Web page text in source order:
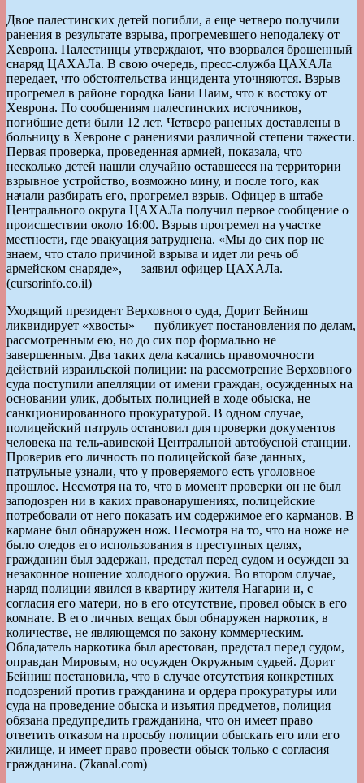
Двое палестинских детей погибли, а еще четверо получили
ранения в результате взрыва, прогремевшего неподалеку от
Хеврона. Палестинцы утверждают, что взорвался брошенный
снаряд ЦАХАЛа. В свою очередь, пресс-служба ЦАХАЛа
передает, что обстоятельства инцидента уточняются. Взрыв
прогремел в районе городка Бани Наим, что к востоку от
Хеврона. По сообщениям палестинских источников,
погибшие дети были 12 лет. Четверо раненых доставлены в
больницу в Хевроне с ранениями различной степени тяжести.
Первая проверка, проведенная армией, показала, что
несколько детей нашли случайно оставшееся на территории
взрывное устройство, возможно мину, и после того, как
начали разбирать его, прогремел взрыв. Офицер в штабе
Центрального округа ЦАХАЛа получил первое сообщение о
происшествии около 16:00. Взрыв прогремел на участке
местности, где эвакуация затруднена. «Мы до сих пор не
знаем, что стало причиной взрыва и идет ли речь об
армейском снаряде», — заявил офицер ЦАХАЛа.
(cursorinfo.co.il)
Уходящий президент Верховного суда, Дорит Бейниш
ликвидирует «хвосты» — публикует постановления по делам,
рассмотренным ею, но до сих пор формально не
завершенным. Два таких дела касались правомочности
действий израильской полиции: на рассмотрение Верховного
суда поступили апелляции от имени граждан, осужденных на
основании улик, добытых полицией в ходе обыска, не
санкционированного прокуратурой. В одном случае,
полицейский патруль остановил для проверки документов
человека на тель-авивской Центральной автобусной станции.
Проверив его личность по полицейской базе данных,
патрульные узнали, что у проверяемого есть уголовное
прошлое. Несмотря на то, что в момент проверки он не был
заподозрен ни в каких правонарушениях, полицейские
потребовали от него показать им содержимое его карманов. В
кармане был обнаружен нож. Несмотря на то, что на ноже не
было следов его использования в преступных целях,
гражданин был задержан, предстал перед судом и осужден за
незаконное ношение холодного оружия. Во втором случае,
наряд полиции явился в квартиру жителя Нагарии и, с
согласия его матери, но в его отсутствие, провел обыск в его
комнате. В его личных вещах был обнаружен наркотик, в
количестве, не являющемся по закону коммерческим.
Обладатель наркотика был арестован, предстал перед судом,
оправдан Мировым, но осужден Окружным судьей. Дорит
Бейниш постановила, что в случае отсутствия конкретных
подозрений против гражданина и ордера прокуратуры или
суда на проведение обыска и изъятия предметов, полиция
обязана предупредить гражданина, что он имеет право
ответить отказом на просьбу полиции обыскать его или его
жилище, и имеет право провести обыск только с согласия
гражданина. (7kanal.com)